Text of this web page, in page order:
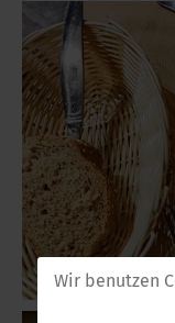
Wir benutzen